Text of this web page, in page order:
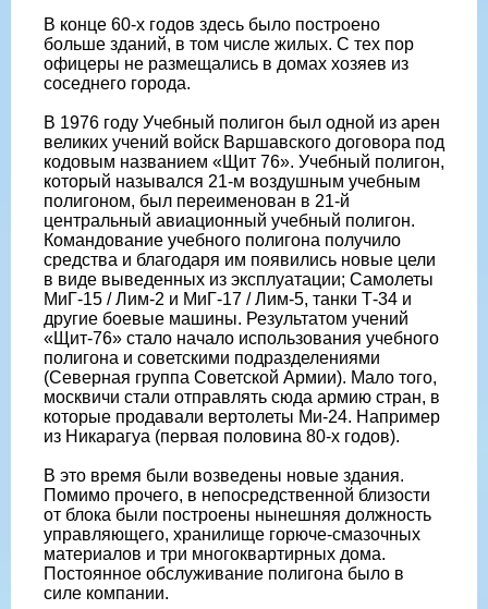
В конце 60-х годов здесь было построено
больше зданий, в том числе жилых. С тех пор
офицеры не размещались в домах хозяев из
соседнего города.
В 1976 году Учебный полигон был одной из арен
великих учений войск Варшавского договора под
кодовым названием «Щит 76». Учебный полигон,
который назывался 21-м воздушным учебным
полигоном, был переименован в 21-й
центральный авиационный учебный полигон.
Командование учебного полигона получило
средства и благодаря им появились новые цели
в виде выведенных из эксплуатации; Самолеты
МиГ-15 / Лим-2 и МиГ-17 / Лим-5, танки Т-34 и
другие боевые машины. Результатом учений
«Щит-76» стало начало использования учебного
полигона и советскими подразделениями
(Северная группа Советской Армии). Мало того,
москвичи стали отправлять сюда армию стран, в
которые продавали вертолеты Ми-24. Например
из Никарагуа (первая половина 80-х годов).
В это время были возведены новые здания.
Помимо прочего, в непосредственной близости
от блока были построены нынешняя должность
управляющего, хранилище горюче-смазочных
материалов и три многоквартирных дома.
Постоянное обслуживание полигона было в
силе компании.